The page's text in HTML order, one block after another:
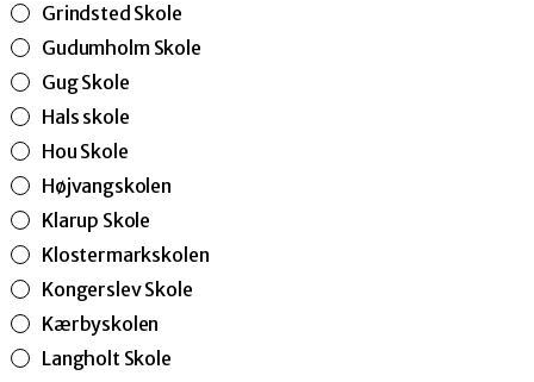
Grindsted Skole
Gudumholm Skole
Gug Skole
Hals skole
Hou Skole
Højvangskolen
Klarup Skole
Klostermarkskolen
Kongerslev Skole
Kærbyskolen
Langholt Skole